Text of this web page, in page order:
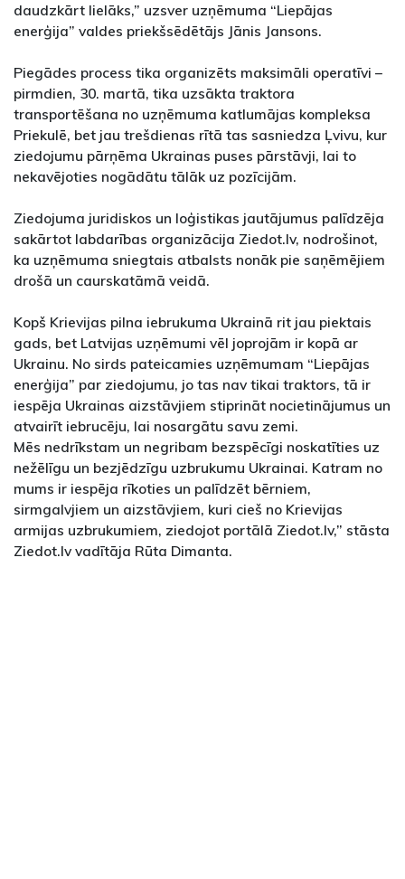
daudzkārt lielāks,” uzsver uzņēmuma “Liepājas
enerģija” valdes priekšsēdētājs Jānis Jansons.
Piegādes process tika organizēts maksimāli operatīvi –
pirmdien, 30. martā, tika uzsākta traktora
transportēšana no uzņēmuma katlumājas kompleksa
Priekulē, bet jau trešdienas rītā tas sasniedza Ļvivu, kur
ziedojumu pārņēma Ukrainas puses pārstāvji, lai to
nekavējoties nogādātu tālāk uz pozīcijām.
Ziedojuma juridiskos un loģistikas jautājumus palīdzēja
sakārtot labdarības organizācija Ziedot.lv, nodrošinot,
ka uzņēmuma sniegtais atbalsts nonāk pie saņēmējiem
drošā un caurskatāmā veidā.
Kopš Krievijas pilna iebrukuma Ukrainā rit jau piektais
gads, bet Latvijas uzņēmumi vēl joprojām ir kopā ar
Ukrainu. No sirds pateicamies uzņēmumam “Liepājas
enerģija” par ziedojumu, jo tas nav tikai traktors, tā ir
iespēja Ukrainas aizstāvjiem stiprināt nocietinājumus un
atvairīt iebrucēju, lai nosargātu savu zemi.
Mēs nedrīkstam un negribam bezspēcīgi noskatīties uz
nežēlīgu un bezjēdzīgu uzbrukumu Ukrainai. Katram no
mums ir iespēja rīkoties un palīdzēt bērniem,
sirmgalvjiem un aizstāvjiem, kuri cieš no Krievijas
armijas uzbrukumiem, ziedojot portālā Ziedot.lv,” stāsta
Ziedot.lv vadītāja Rūta Dimanta.